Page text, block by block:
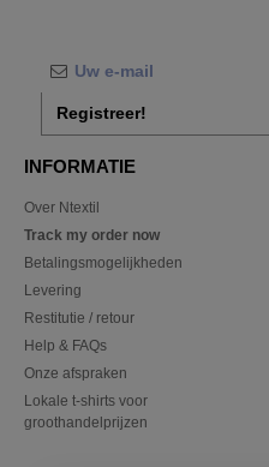
Registreer!
INFORMATIE
Over Ntextil
Track my order now
Betalingsmogelijkheden
Levering
Restitutie / retour
Help & FAQs
Onze afspraken
Lokale t-shirts voor
groothandelprijzen